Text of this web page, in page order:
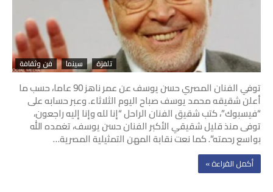
تلفزة سينما فن وثقافة
توفي الفنان المصري حسن يوسف عن عمر ناهز 90 عاما، حسب ما
أعلن شقيقه محمد يوسف صباح اليوم الثلاثاء. وعبر حسابه على
“فيسبوك”، كتب شقيق الفنان الراحل “إنا لله وإنا إليه راجعون،
توفى منذ قليل شقيقي الأكبر الفنان حسن يوسف، تغمده الله
بواسع رحمته”. كما نعت نقابة المهن التمثيلية المصرية…
‫أكمل القراءة »‬